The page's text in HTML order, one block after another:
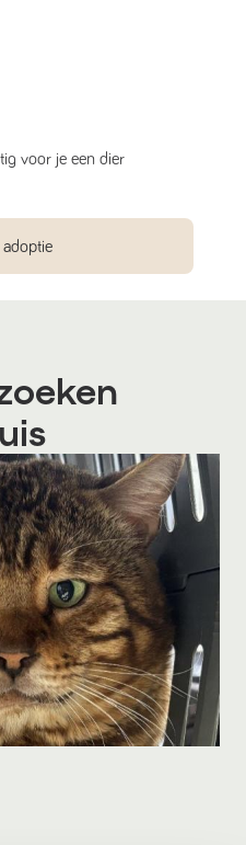
voor je een dier